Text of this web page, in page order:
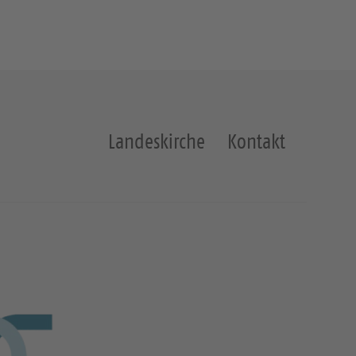
Landeskirche Kontakt